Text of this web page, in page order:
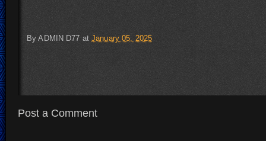
ByADMIN D77 atJanuary 05, 2025
Post a Comment